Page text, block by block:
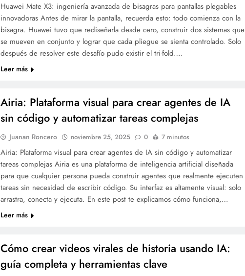
Huawei Mate X3: ingeniería avanzada de bisagras para pantallas plegables
innovadoras Antes de mirar la pantalla, recuerda esto: todo comienza con la
bisagra. Huawei tuvo que rediseñarla desde cero, construir dos sistemas que
se mueven en conjunto y lograr que cada pliegue se sienta controlado. Solo
después de resolver este desafío pudo existir el tri-fold….
Leer más
Airia: Plataforma visual para crear agentes de IA
sin código y automatizar tareas complejas
Juanan Roncero noviembre 25, 2025 0 7 minutos
Airia: Plataforma visual para crear agentes de IA sin código y automatizar
tareas complejas Airia es una plataforma de inteligencia artificial diseñada
para que cualquier persona pueda construir agentes que realmente ejecuten
tareas sin necesidad de escribir código. Su interfaz es altamente visual: solo
arrastra, conecta y ejecuta. En este post te explicamos cómo funciona,…
Leer más
Cómo crear videos virales de historia usando IA:
guía completa y herramientas clave